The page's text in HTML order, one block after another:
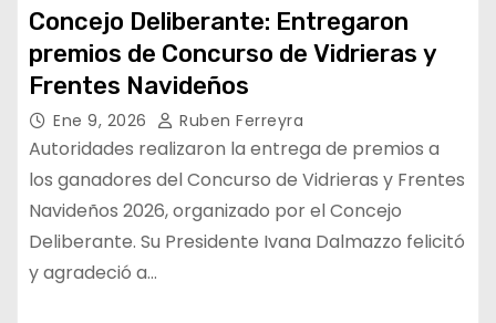
Concejo Deliberante: Entregaron
premios de Concurso de Vidrieras y
Frentes Navideños
Ene 9, 2026 Ruben Ferreyra
Autoridades realizaron la entrega de premios a
los ganadores del Concurso de Vidrieras y Frentes
Navideños 2026, organizado por el Concejo
Deliberante. Su Presidente Ivana Dalmazzo felicitó
y agradeció a…